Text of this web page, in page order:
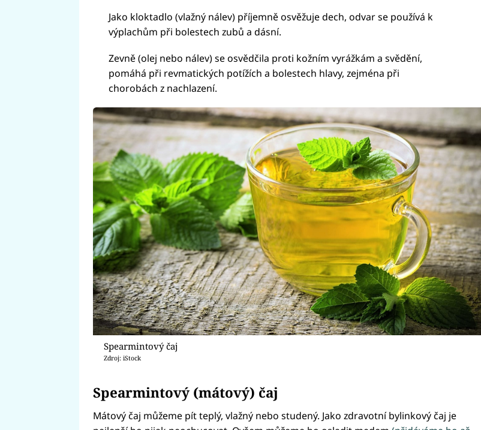
Jako kloktadlo (vlažný nálev) příjemně osvěžuje dech, odvar se používá k
výplachům při bolestech zubů a dásní.
Zevně (olej nebo nálev) se osvědčila proti kožním vyrážkám a svědění,
pomáhá při revmatických potížích a bolestech hlavy, zejména při
chorobách z nachlazení.
Spearmintový čaj
Zdroj: iStock
Spearmintový (mátový) čaj
Mátový čaj můžeme pít teplý, vlažný nebo studený. Jako zdravotní bylinkový čaj je